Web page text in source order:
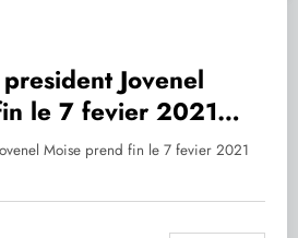
Jovenel
le 7 fevier 2021
de la Fédération des
Moise prend fin le 7 fevier 2021